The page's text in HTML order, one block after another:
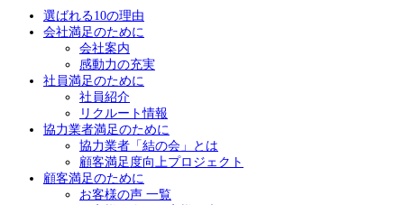
選ばれる10の理由
会社満足のために
会社案内
感動力の充実
社員満足のために
社員紹介
リクルート情報
協力業者満足のために
協力業者「結の会」とは
顧客満足度向上プロジェクト
顧客満足のために
お客様の声 一覧